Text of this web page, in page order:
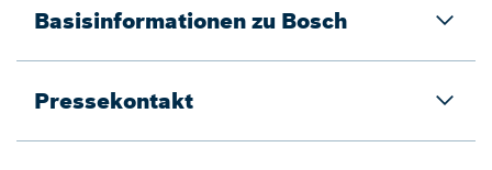
Basisinformationen zu Bosch
Pressekontakt